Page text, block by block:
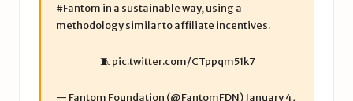
#Fantom in a sustainable way, using a
methodology similar to affiliate incentives.
🧵 pic.twitter.com/CTppqm51k7
— Fantom Foundation (@FantomFDN) January 4,